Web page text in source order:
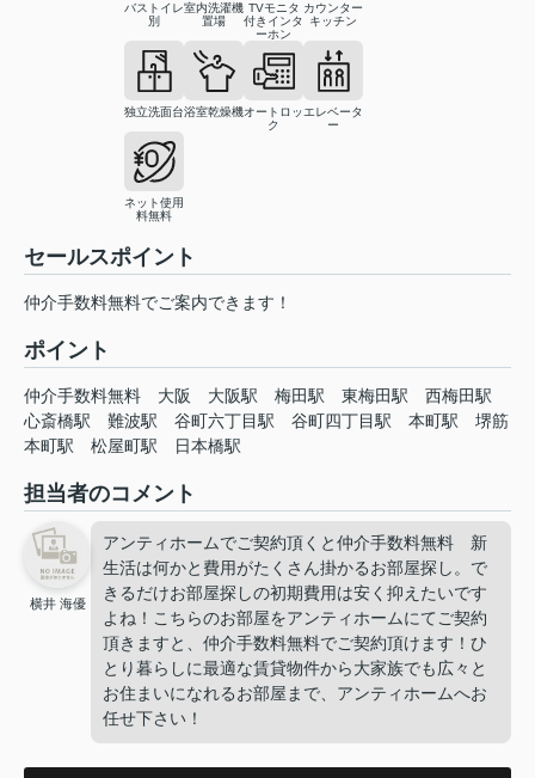
バストイレ
別
室内洗濯機
置場
TVモニタ
付きインタ
ーホン
カウンター
キッチン
独立洗面台浴室乾燥機オートロッ
ク
エレベータ
ー
ネット使用
料無料
セールスポイント
仲介手数料無料でご案内できます！
ポイント
仲介手数料無料 大阪 大阪駅 梅田駅 東梅田駅
西梅田駅
心斎橋駅
難波駅 谷町六丁目駅 谷町四丁目駅 本町駅
堺筋
本町駅
松屋町駅 日本橋駅
担当者のコメント
横井 海優
アンティホームでご契約頂くと仲介手数料無料 新
生活は何かと費用がたくさん掛かるお部屋探し。で
きるだけお部屋探しの初期費用は安く抑えたいです
よね！こちらのお部屋をアンティホームにてご契約
頂きますと、仲介手数料無料でご契約頂けます！ひ
とり暮らしに最適な賃貸物件から大家族でも広々と
お住まいになれるお部屋まで、アンティホームへお
任せ下さい！